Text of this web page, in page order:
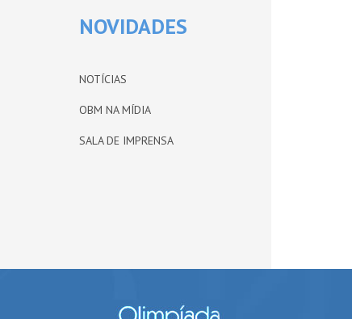
NOVIDADES
NOTÍCIAS
OBM NA MÍDIA
SALA DE IMPRENSA